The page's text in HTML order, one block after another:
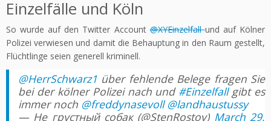
Einzelfälle und Köln
So wurde auf den Twitter Account@XYEinzelfallund auf Kölner
Polizei verwiesen und damit die Behauptung in den Raum gestellt,
Flüchtlinge seien generell kriminell.
@HerrSchwarz1 über fehlende Belege fragen Sie
bei der kölner Polizei nach und #Einzelfallgibt es
immer noch @freddynasevoll @landhaustussy
— Не грустный собак (@StenRostov) March 29,